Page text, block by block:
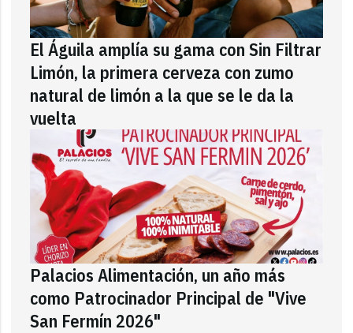
El Águila amplía su gama con Sin Filtrar
Limón, la primera cerveza con zumo
natural de limón a la que se le da la
vuelta
Palacios Alimentación, un año más
como Patrocinador Principal de "Vive
San Fermín 2026"